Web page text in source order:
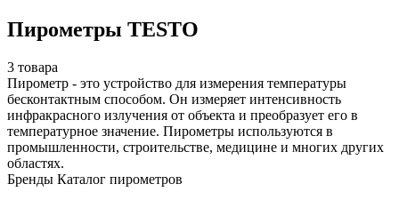
Пирометры TESTO
3 товара
Пирометр - это устройство для измерения температуры
бесконтактным способом. Он измеряет интенсивность
инфракрасного излучения от объекта и преобразует его в
температурное значение. Пирометры используются в
промышленности, строительстве, медицине и многих других
областях.
Бренды Каталог пирометров